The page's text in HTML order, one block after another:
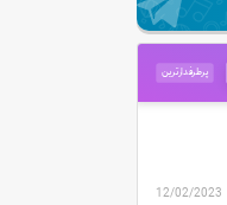
پرطرفدارترین
12/02/2023